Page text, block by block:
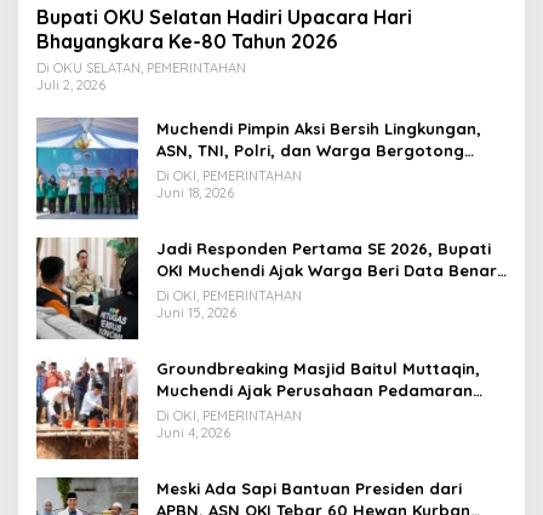
Bupati OKU Selatan Hadiri Upacara Hari
Bhayangkara Ke-80 Tahun 2026
Di OKU SELATAN, PEMERINTAHAN
Juli 2, 2026
Muchendi Pimpin Aksi Bersih Lingkungan,
ASN, TNI, Polri, dan Warga Bergotong
Royong
Di OKI, PEMERINTAHAN
Juni 18, 2026
Jadi Responden Pertama SE 2026, Bupati
OKI Muchendi Ajak Warga Beri Data Benar
ke Petugas BPS
Di OKI, PEMERINTAHAN
Juni 15, 2026
Groundbreaking Masjid Baitul Muttaqin,
Muchendi Ajak Perusahaan Pedamaran
Timur Turut Bantu
Di OKI, PEMERINTAHAN
Juni 4, 2026
Meski Ada Sapi Bantuan Presiden dari
APBN, ASN OKI Tebar 60 Hewan Kurban